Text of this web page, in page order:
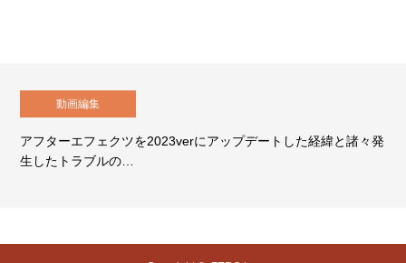
エフェクツを2023verにアップデートした経緯と諸々発
ラブルの…
【